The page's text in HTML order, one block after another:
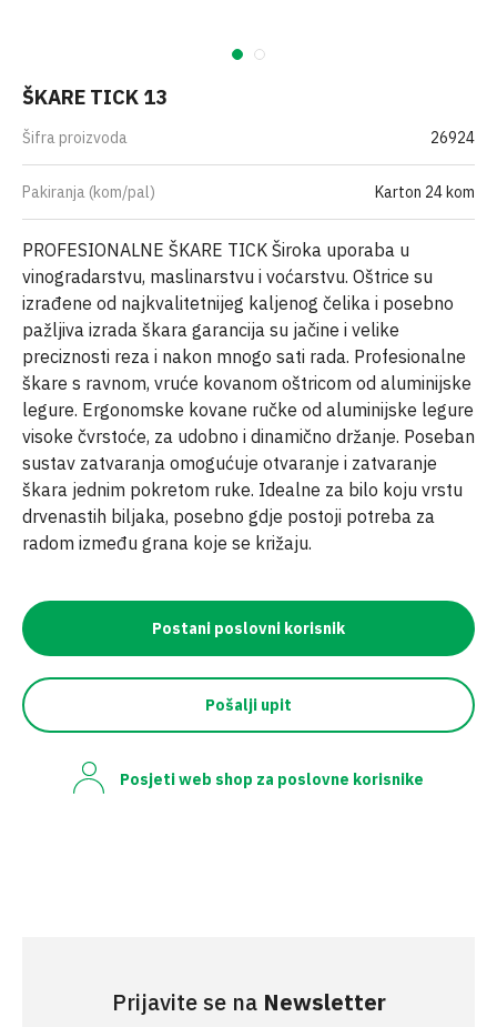
ŠKARE TICK 13
Šifra proizvoda 26924
Pakiranja (kom/pal) Karton 24 kom
PROFESIONALNE ŠKARE TICK Široka uporaba u
vinogradarstvu, maslinarstvu i voćarstvu. Oštrice su
izrađene od najkvalitetnijeg kaljenog čelika i posebno
pažljiva izrada škara garancija su jačine i velike
preciznosti reza i nakon mnogo sati rada. Profesionalne
škare s ravnom, vruće kovanom oštricom od aluminijske
legure. Ergonomske kovane ručke od aluminijske legure
visoke čvrstoće, za udobno i dinamično držanje. Poseban
sustav zatvaranja omogućuje otvaranje i zatvaranje
škara jednim pokretom ruke. Idealne za bilo koju vrstu
drvenastih biljaka, posebno gdje postoji potreba za
radom između grana koje se križaju.
Postani poslovni korisnik
Pošalji upit
Posjeti web shop za poslovne korisnike
Prijavite se na Newsletter